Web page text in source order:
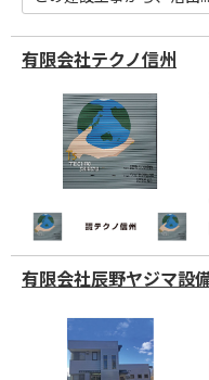
有限会社テクノ信州
有限会社辰野ヤジマ設